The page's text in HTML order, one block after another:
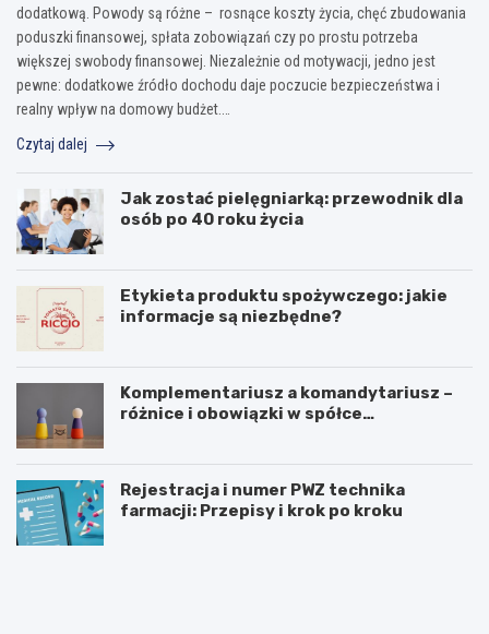
dodatkową. Powody są różne – rosnące koszty życia, chęć zbudowania
poduszki finansowej, spłata zobowiązań czy po prostu potrzeba
większej swobody finansowej. Niezależnie od motywacji, jedno jest
pewne: dodatkowe źródło dochodu daje poczucie bezpieczeństwa i
realny wpływ na domowy budżet.…
Czytaj dalej
Jak zostać pielęgniarką: przewodnik dla
osób po 40 roku życia
Etykieta produktu spożywczego: jakie
informacje są niezbędne?
Komplementariusz a komandytariusz –
różnice i obowiązki w spółce
Rejestracja i numer PWZ technika
farmacji: Przepisy i krok po kroku
I
P